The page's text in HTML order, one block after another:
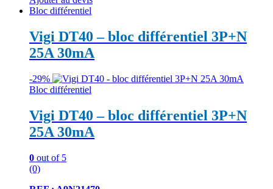
Bloc différentiel
Vigi DT40 – bloc différentiel 3P+N
25A 30mA
-29%
Bloc différentiel
Vigi DT40 – bloc différentiel 3P+N
25A 30mA
0 out of 5
(0)